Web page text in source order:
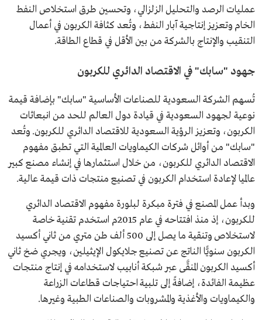
عمليات الرصد والتحليل الزلزالي، وتحسين طرق استخلاص النفط
الخام وتعزيز إنتاجية آبار النفط، وتُعد كثافة الكربون في أعمال
التنقيب والإنتاج بالشركة من بين الأقل في قطاع الطاقة.
جهود "سابك" في الاقتصاد الدائري للكربون
تُسهم الشركة السعودية للصناعات الأساسية "سابك" بإضافة قيمة
نوعية لجهود السعودية في قيادة دول العالم للحد من انبعاثات
الكربون، وتعزيز الرؤية السعودية للاقتصاد الدائري للكربون. وتُعد
"سابك" من أوائل شركات الكيماويات العالمية التي تطبق مفهوم
الاقتصاد الدائري للكربون، من خلال استثمارها في إنشاء مصنع كبير
عالميا لإعادة استخدام الكربون في تصنيع منتجات ذات قيمة عالية.
وبدأ عمل المصنع في فترة مبكرة لبلورة مفهوم الاقتصاد الدائري
للكربون، إذ منذ افتتاحه في عام 2015م استخدم تقنية خاصة
لاستخلاص وتنقية ما يصل إلى 500 ألف طن متري من ثاني أكسيد
الكربون سنويًّا الناتج عن تصنيع جلايكول الإيثيلين، ويجري ضخ ثاني
أكسيد الكربون المنقَّى عبر شبكة أنابيب لاستخدامه في إنتاج منتجات
عظيمة الفائدة، إضافةً إلى تلبية احتياجات قطاعات الزراعة
والكيماويات والأغذية والمشروبات والصناعات الطبية وغيرها.